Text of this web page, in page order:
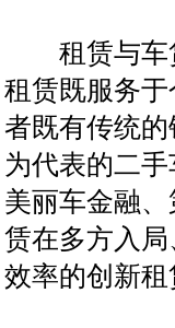
租赁与车贷
租赁既服务
者既有传统
为代表的二
美丽车金融
赁在多方入
效率的创新